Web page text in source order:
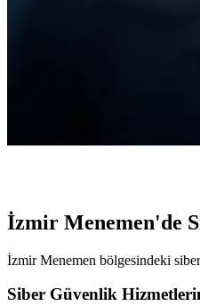
İzmir Menemen'de
İzmir Menemen bölgesindeki
Siber Güvenlik